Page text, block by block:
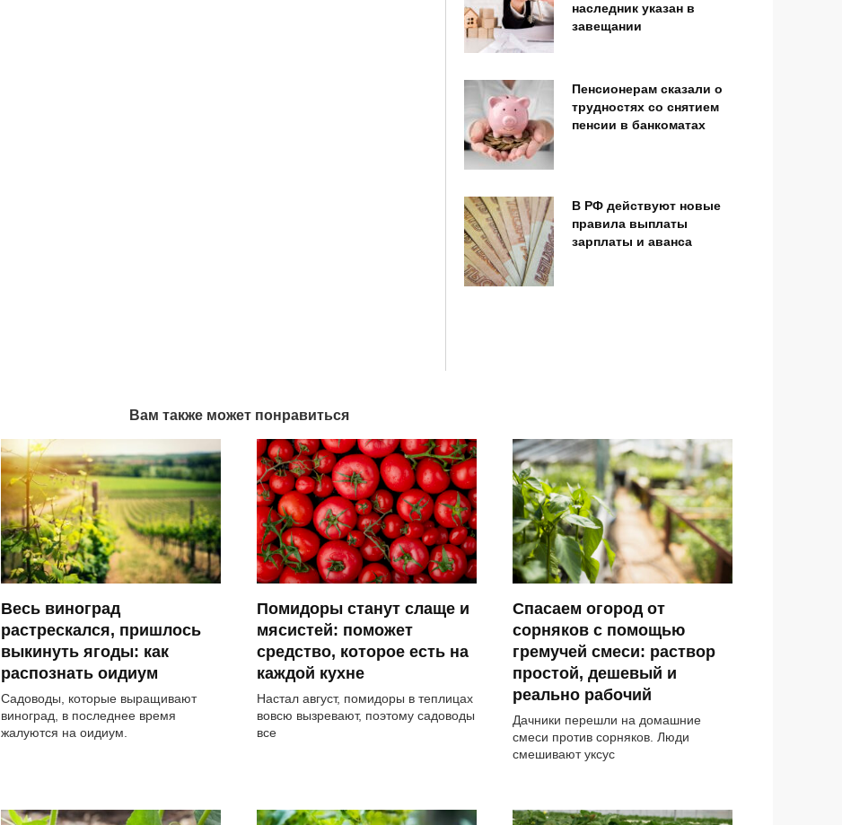
наследник указан в
завещании
Пенсионерам сказали о
трудностях со снятием
пенсии в банкоматах
В РФ действуют новые
правила выплаты
зарплаты и аванса
Вам также может понравиться
Весь виноград
растрескался, пришлось
выкинуть ягоды: как
распознать оидиум
Садоводы, которые выращивают
виноград, в последнее время
жалуются на оидиум.
Помидоры станут слаще и
мясистей: поможет
средство, которое есть на
каждой кухне
Настал август, помидоры в теплицах
вовсю вызревают, поэтому садоводы
все
Спасаем огород от
сорняков с помощью
гремучей смеси: раствор
простой, дешевый и
реально рабочий
Дачники перешли на домашние
смеси против сорняков. Люди
смешивают уксус